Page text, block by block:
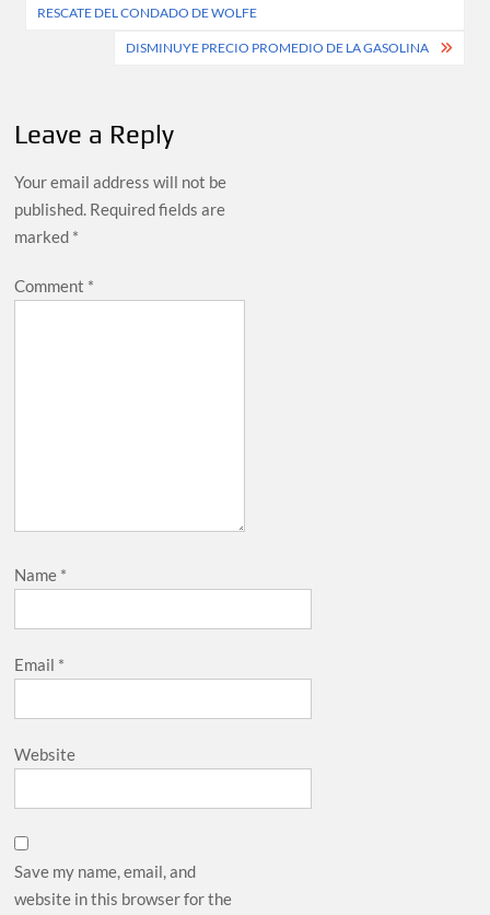
RESCATE DEL CONDADO DE WOLFE
DISMINUYE PRECIO PROMEDIO DE LA GASOLINA
Leave a Reply
Your email address will not be
published. Required fields are
marked *
Comment *
Name *
Email *
Website
Save my name, email, and
website in this browser for the